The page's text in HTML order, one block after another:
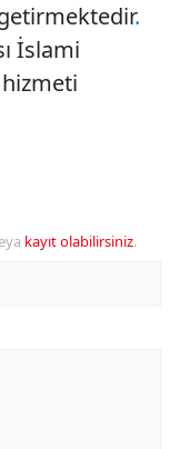
.
İslami
kayıt olabilirsiniz.